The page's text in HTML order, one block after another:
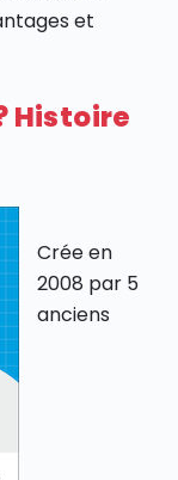
et
Histoire
Crée en
2008 par 5
anciens